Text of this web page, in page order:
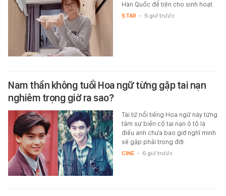
Hàn Quốc để tiện cho sinh hoạt.
STAR - 6 giờ trước
Nam thần không tuổi Hoa ngữ từng gặp tai nạn
nghiêm trọng giờ ra sao?
Tài tử nổi tiếng Hoa ngữ này từng
tâm sự biến cố tai nạn ô tô là
điều anh chưa bao giờ nghĩ mình
sẽ gặp phải trong đời.
CINE - 6 giờ trước